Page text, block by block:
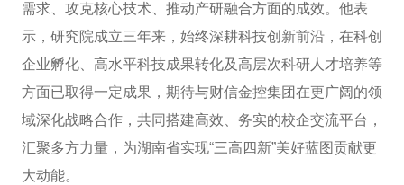
需求、攻克核心技术、推动产研融合方面的成效。他表
示，研究院成立三年来，始终深耕科技创新前沿，在科创
企业孵化、高水平科技成果转化及高层次科研人才培养等
方面已取得一定成果，期待与财信金控集团在更广阔的领
域深化战略合作，共同搭建高效、务实的校企交流平台，
汇聚多方力量，为湖南省实现“三高四新”美好蓝图贡献更
大动能。